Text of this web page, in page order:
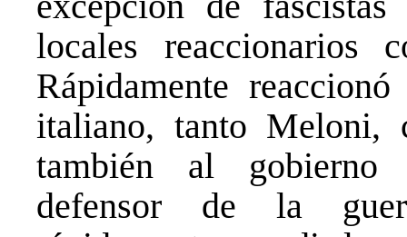
locales
Rápidamente
italiano, tanto Meloni,
también al gobierno
defensor de la